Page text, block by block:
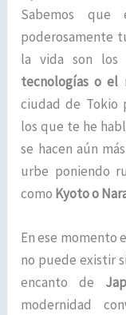
Sabemos
poderosamente
la vida son los
tecnologías o el
ciudad de Tokio
los que te he
se hacen aún
urbe poniendo
como Kyoto o
En ese momento
no puede existir
encanto de
modernidad